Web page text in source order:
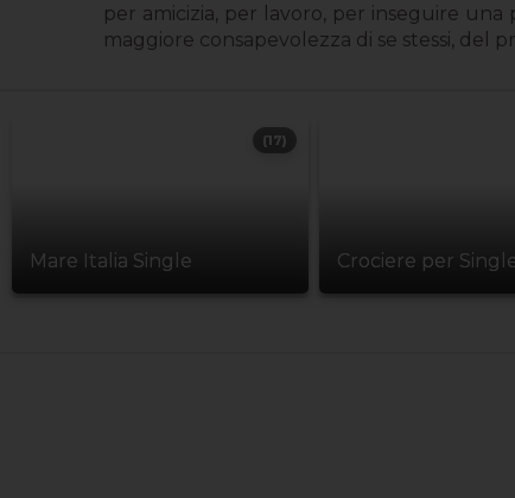
per amicizia, per lavoro, per inseguire
maggiore consapevolezza di se stessi, del
Mare Italia Single
(17)
Crociere per